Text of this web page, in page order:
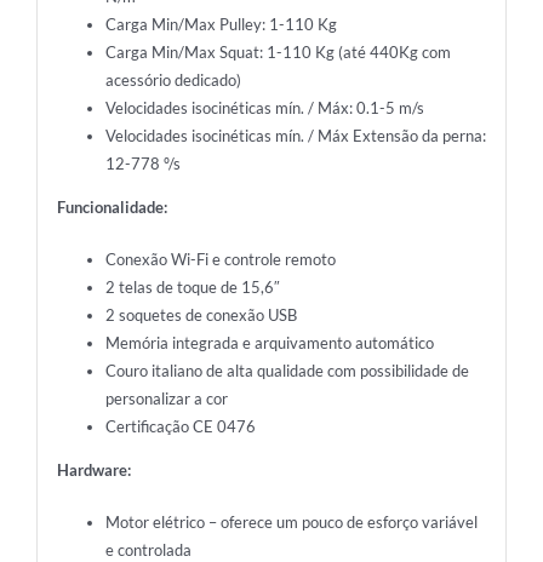
Carga Min/Max Pulley: 1-110 Kg
Carga Min/Max Squat: 1-110 Kg (até 440Kg com
acessório dedicado)
Velocidades isocinéticas mín. / Máx: 0.1-5 m/s
Velocidades isocinéticas mín. / Máx Extensão da perna:
12-778 º/s
Funcionalidade:
Conexão Wi-Fi e controle remoto
2 telas de toque de 15,6″
2 soquetes de conexão USB
Memória integrada e arquivamento automático
Couro italiano de alta qualidade com possibilidade de
personalizar a cor
Certificação CE 0476
Hardware:
Motor elétrico – oferece um pouco de esforço variável
e controlada